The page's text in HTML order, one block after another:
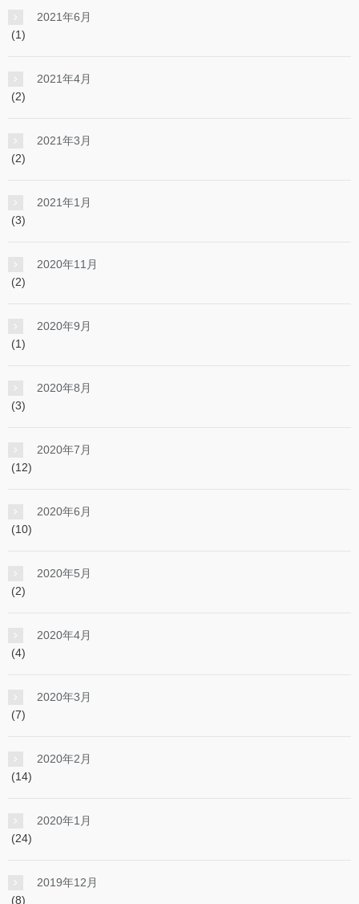
2021年6月
(1)
2021年4月
(2)
2021年3月
(2)
2021年1月
(3)
2020年11月
(2)
2020年9月
(1)
2020年8月
(3)
2020年7月
(12)
2020年6月
(10)
2020年5月
(2)
2020年4月
(4)
2020年3月
(7)
2020年2月
(14)
2020年1月
(24)
2019年12月
(8)